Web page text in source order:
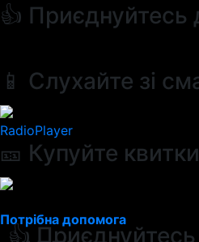
👍 Приєднуйтесь
📱 Слухайте зі
RadioPlayer
🎫 Купуйте
Потрібна допомога
👍